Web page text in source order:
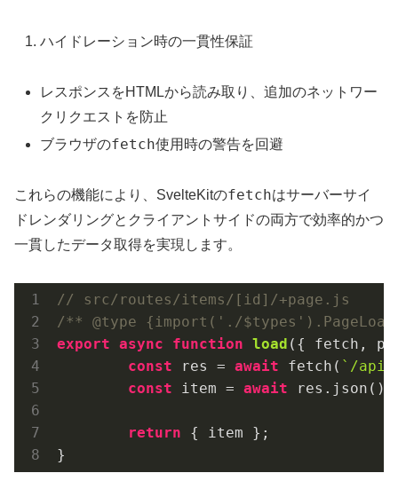
ハイドレーション時の一貫性保証
レスポンスをHTMLから読み取り、追加のネットワー
クリクエストを防止
ブラウザのfetch使用時の警告を回避
これらの機能により、SvelteKitのfetchはサーバーサイ
ドレンダリングとクライアントサイドの両方で効率的かつ
一貫したデータ取得を実現します。
// src/routes/items/[id]/+page.js
/** @type {import('./
export async function load ( { fetch,
const res = await fetch( `/api/
const item = await res.json();
return { item };
}